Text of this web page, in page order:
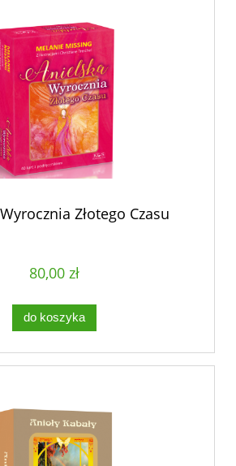
Złotego Czasu
80,00 zł
do koszyka